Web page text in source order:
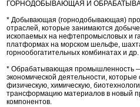
ГОРНОДОБЫВАЮЩАЯ И
* Добывающая (горнодобывающая)
отраслей, которые занимаются
ископаемых на нефтепромысловых и
платформах на морском шельфе,
горнообогатительных комбинатах и др.
* Обрабатывающая промышленность —
экономической деятельности,
физическую, химическую,
трансформацию материалов в новый
компонентов.